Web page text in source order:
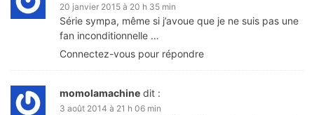
20 janvier 2015 à 20 h 35 min
Série sympa, même si j’avoue que je ne suis pas une
fan inconditionnelle …
Connectez-vous pour répondre
momolamachine dit :
3 août 2014 à 21 h 06 min